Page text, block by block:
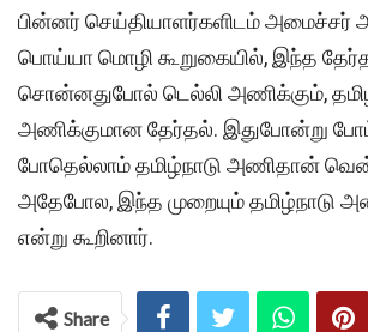
பின்னர் செய்தியாளர்களிடம் அமைச்சர்
பொய்யா மொழி கூறுகையில், இந்த
சொன்னதுபோல் டெல்லி அணிக்கும்,
அணிக்குமான தேர்தல். இதுபோன்று
போதெல்லாம் தமிழ்நாடு அணிதான்
அதேபோல, இந்த முறையும் தமிழ்நாடு
என்று கூறினார்.
Share